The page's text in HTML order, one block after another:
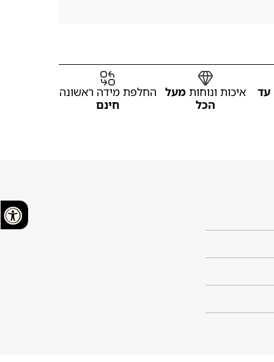
עד איכות ונוחות מעל
הכל
החלפת מידה ראשונה
חינם